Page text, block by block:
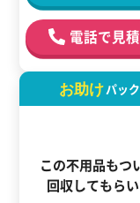
電話で見
お助けパック
この不用品もつ
回収してもら